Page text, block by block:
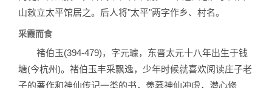
山敕立太平馆居之。后人将"太平"两字作乡、村名。
采霞而食
褚伯玉(394-479)，字元璩，东晋太元十八年出生于钱
塘(今杭州)。褚伯玉丰采飘逸，少年时候就喜欢阅读庄子老
子的著作和神仙传记一类的书，羡慕神仙冲虚，潜心修